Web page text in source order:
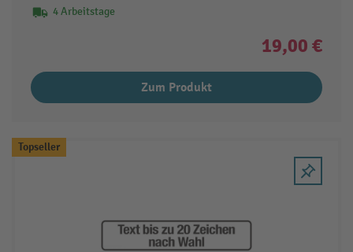
4 Arbeitstage
19,00 €
Zum Produkt
Topseller